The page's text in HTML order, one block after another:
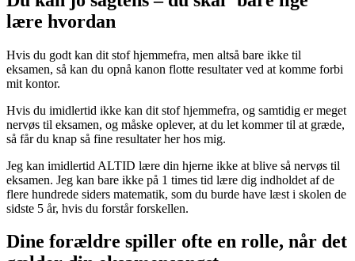
lære hvordan
Hvis du godt kan dit stof hjemmefra, men altså bare ikke til
eksamen, så kan du opnå kanon flotte resultater ved at komme forbi
mit kontor.
Hvis du imidlertid ikke kan dit stof hjemmefra, og samtidig er meget
nervøs til eksamen, og måske oplever, at du let kommer til at græde,
så får du knap så fine resultater her hos mig.
Jeg kan imidlertid ALTID lære din hjerne ikke at blive så nervøs til
eksamen. Jeg kan bare ikke på 1 times tid lære dig indholdet af de
flere hundrede siders matematik, som du burde have læst i skolen de
sidste 5 år, hvis du forstår forskellen.
Dine forældre spiller ofte en rolle, når det